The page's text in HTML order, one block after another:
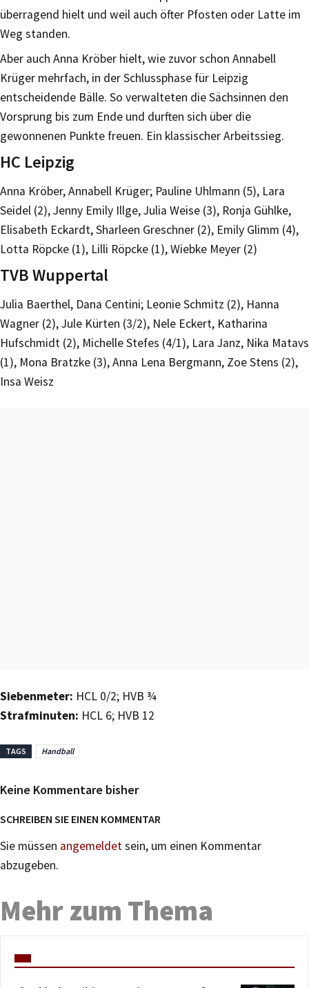
überragend hielt und weil auch öfter Pfosten oder Latte im
Weg standen.
Aber auch Anna Kröber hielt, wie zuvor schon Annabell
Krüger mehrfach, in der Schlussphase für Leipzig
entscheidende Bälle. So verwalteten die Sächsinnen den
Vorsprung bis zum Ende und durften sich über die
gewonnenen Punkte freuen. Ein klassischer Arbeitssieg.
HC Leipzig
Anna Kröber, Annabell Krüger; Pauline Uhlmann (5), Lara
Seidel (2), Jenny Emily Illge, Julia Weise (3), Ronja Gühlke,
Elisabeth Eckardt, Sharleen Greschner (2), Emily Glimm (4),
Lotta Röpcke (1), Lilli Röpcke (1), Wiebke Meyer (2)
TVB Wuppertal
Julia Baerthel, Dana Centini; Leonie Schmitz (2), Hanna
Wagner (2), Jule Kürten (3/2), Nele Eckert, Katharina
Hufschmidt (2), Michelle Stefes (4/1), Lara Janz, Nika Matavs
(1), Mona Bratzke (3), Anna Lena Bergmann, Zoe Stens (2),
Insa Weisz
Siebenmeter: HCL 0/2; HVB ¾
Strafminuten: HCL 6; HVB 12
TAGS Handball
Keine Kommentare bisher
SCHREIBEN SIE EINEN KOMMENTAR
Sie müssen angemeldetsein, um einen Kommentar
abzugeben.
Mehr zum Thema